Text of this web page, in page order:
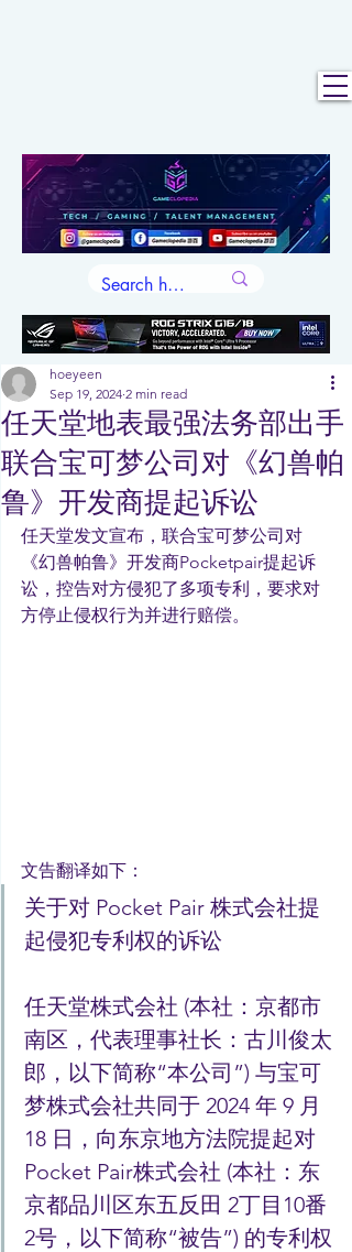
任天堂地表最强法务部出手
联合宝可梦公司对《幻兽帕
鲁》开发商提起诉讼
hoeyeen
Sep 19, 2024 2 min read
任天堂发文宣布，联合宝可梦公司对
《幻兽帕鲁》开发商Pocketpair提起诉
讼，控告对方侵犯了多项专利，要求对
方停止侵权行为并进行赔偿。
文告翻译如下​​​：
关于对 Pocket Pair 株式会社提
起侵犯专利权的诉讼
任天堂株式会社 (本社：京都市
南区，代表理事社长：古川俊太
郎，以下简称“本公司”) 与宝可
梦株式会社共同于 2024 年 9 月
18 日，向东京地方法院提起对
Pocket Pair株式会社 (本社：东
京都品川区东五反田 2丁目10番
2号，以下简称“被告”) 的专利权